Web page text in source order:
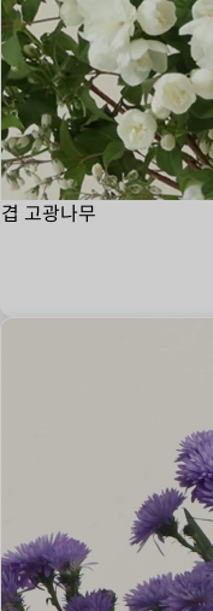
겹 고광나무